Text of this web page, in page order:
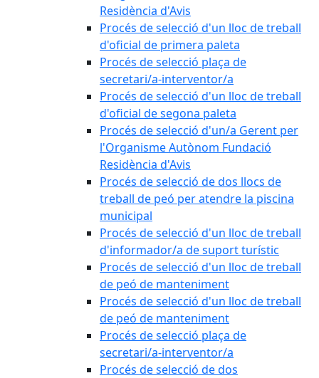
Residència d'Avis
Procés de selecció d'un lloc de treball
d'oficial de primera paleta
Procés de selecció plaça de
secretari/a-interventor/a
Procés de selecció d'un lloc de treball
d'oficial de segona paleta
Procés de selecció d'un/a Gerent per
l'Organisme Autònom Fundació
Residència d'Avis
Procés de selecció de dos llocs de
treball de peó per atendre la piscina
municipal
Procés de selecció d'un lloc de treball
d'informador/a de suport turístic
Procés de selecció d'un lloc de treball
de peó de manteniment
Procés de selecció d'un lloc de treball
de peó de manteniment
Procés de selecció plaça de
secretari/a-interventor/a
Procés de selecció de dos